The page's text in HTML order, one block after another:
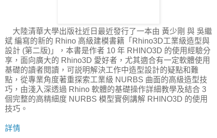
大陸清華大學出版社近日最近發行了一本由 黃少剛 與 吳繼
斌 編寫的新的 Rhino 高級建模書籍「Rhino3D工業級造型與
設計 (第二版)」，本書是作者 10 年 RHINO3D 的使用經驗分
享，面向廣大的 Rhino3D 愛好者，尤其適合有一定軟體使用
基礎的讀者閱讀，可説明解決工作中造型設計的疑點和難
點，從專業角度著重探索工業級 NURBS 曲面的高級造型技
巧，由淺入深透過 Rhino 軟體的基礎操作詳細教學及結合 3
個完整的高精細度 NURBS 模型實例講解 RHINO3D 的使用
技巧。
詳情